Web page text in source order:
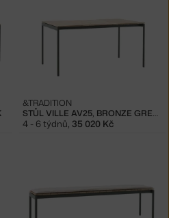
STŮL VILLE AV25, BRONZE GREEN
&TRADITION
4 - 6 týdnů, 35 020 Kč